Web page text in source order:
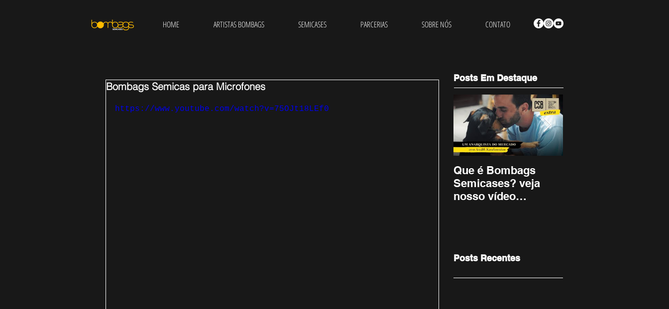
HOME ARTISTAS BOMBAGS SEMICASES PARCERIAS SOBRE NÓS CONTATO
Bombags Semicas para Microfones
https://www.youtube.com/watch?v=75OJt18LEf0
Posts Em Destaque
Que é Bombags
Semicases? veja
nosso vídeo
Posts Recentes